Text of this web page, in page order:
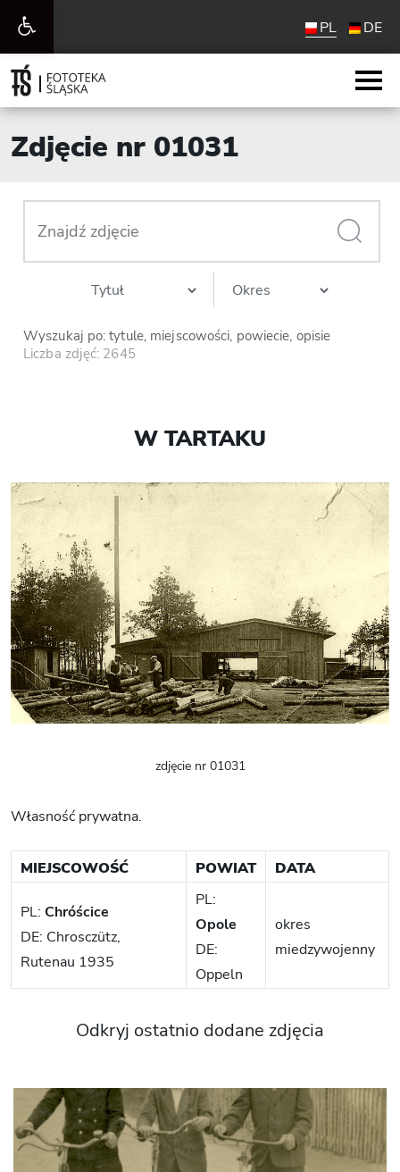
Otwórz
pasek
narzędzi
PL DE
Zdjęcie nr 01031
Wyszukaj po: tytule, miejscowości, powiecie, opisie
Liczba zdjęć: 2645
W TARTAKU
zdjęcie nr 01031
Własność prywatna.
MIEJSCOWOŚĆ POWIAT DATA
PL: Chróścice
DE: Chrosczütz,
Rutenau 1935
PL:
Opole
DE:
Oppeln
okres
miedzywojenny
Odkryj ostatnio dodane zdjęcia